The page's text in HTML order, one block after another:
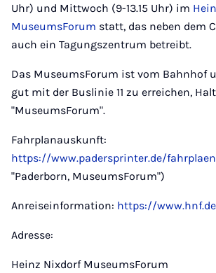
Uhr) und Mittwoch (9-13.15 Uhr) im
MuseumsForum statt, das neben dem
auch ein Tagungszentrum betreibt.
Das MuseumsForum ist vom Bahnhof
gut mit der Buslinie 11 zu erreichen,
"MuseumsForum".
Fahrplanauskunft:
https://www.padersprinter.de/
"Paderborn, MuseumsForum")
Anreiseinformation: https://
Adresse:
Heinz Nixdorf MuseumsForum